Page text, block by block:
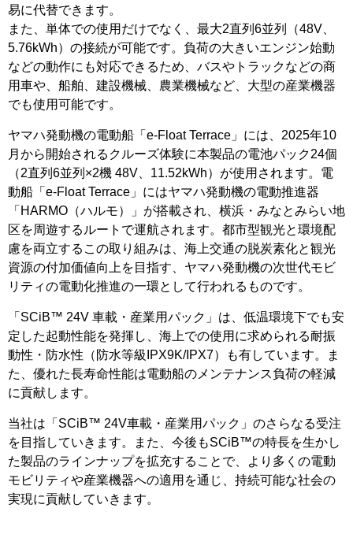
易に代替できます。
また、単体での使用だけでなく、最大2直列6並列（48V、
5.76kWh）の接続が可能です。負荷の大きいエンジン始動
などの動作にも対応できるため、バスやトラックなどの商
用車や、船舶、建設機械、農業機械など、大型の産業機器
でも使用可能です。
ヤマハ発動機の電動船「e-Float Terrace」には、2025年10
月から開始されるクルーズ体験に本製品の電池パック24個
（2直列6並列×2機 48V、11.52kWh）が使用されます。電
動船「e-Float Terrace」にはヤマハ発動機の電動推進器
「HARMO（ハルモ）」が搭載され、横浜・みなとみらい地
区を周遊するルートで運航されます。都市型観光と環境配
慮を両立するこの取り組みは、海上交通の脱炭素化と観光
資源の付加価値向上を目指す、ヤマハ発動機の次世代モビ
リティの電動化推進の一環として行われるものです。
「SCiB™ 24V 車載・産業用パック」は、低温環境下でも安
定した起動性能を発揮し、海上での使用に求められる耐振
動性・防水性（防水等級IPX9K/IPX7）も有しています。ま
た、優れた長寿命性能は電動船のメンテナンス負荷の軽減
に貢献します。
当社は「SCiB™ 24V車載・産業用パック」のさらなる受注
を目指していきます。また、今後もSCiB™の特長を生かし
た製品のラインナップを拡充することで、より多くの電動
モビリティや産業機器への適用を通じ、持続可能な社会の
実現に貢献していきます。